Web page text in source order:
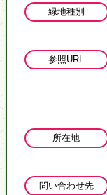
緑地種別
参照URL
所在地
問い合わせ先